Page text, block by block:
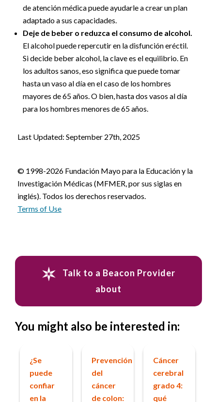
de atención médica puede ayudarle a crear un plan
adaptado a sus capacidades.
Deje de beber o reduzca el consumo de alcohol.
El alcohol puede repercutir en la disfunción eréctil.
Si decide beber alcohol, la clave es el equilibrio. En
los adultos sanos, eso significa que puede tomar
hasta un vaso al día en el caso de los hombres
mayores de 65 años. O bien, hasta dos vasos al día
para los hombres menores de 65 años.
Last Updated: September 27th, 2025
© 1998-2026 Fundación Mayo para la Educación y la
Investigación Médicas (MFMER, por sus siglas en
inglés). Todos los derechos reservados.
Terms of Use
Talk to a Beacon Provider
about
You might also be interested in:
¿Se
puede
confiar
en la
Prevención
del
cáncer
de colon:
Cáncer
cerebral
grado 4:
qué